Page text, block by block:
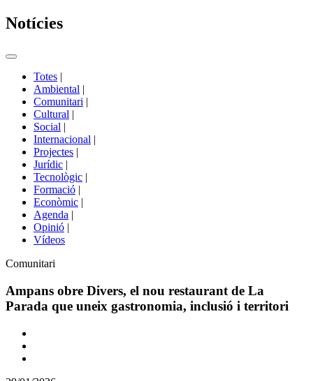
Notícies
Commutador
portals
Totes |
Ambiental |
Comunitari |
Cultural |
Social |
Internacional |
Projectes |
Jurídic |
Tecnològic |
Formació |
Econòmic |
Agenda |
Opinió |
Vídeos
Àmbit
la
notícia
Comunitari
Ampans obre Divers, el nou restaurant de La
Parada que uneix gastronomia, inclusió i territori
Comparteix